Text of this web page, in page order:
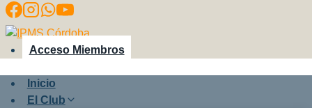
Saltar
al
contenido
Acceso Miembros
Inicio
El Club